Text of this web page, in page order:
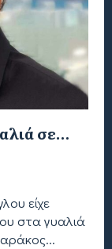
σε…
είχε
στα γυαλιά